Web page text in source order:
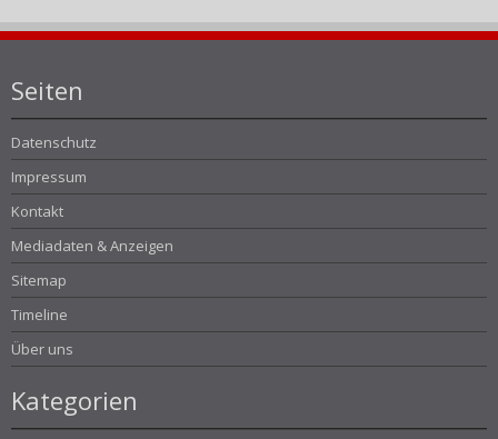
Seiten
Datenschutz
Impressum
Kontakt
Mediadaten & Anzeigen
Sitemap
Timeline
Über uns
Kategorien